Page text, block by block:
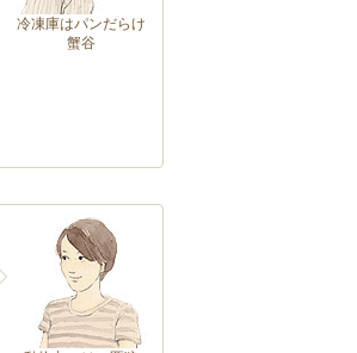
冷凍庫はパンだらけ
蟹谷